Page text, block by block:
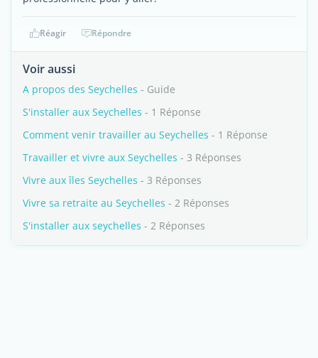
Réagir Répondre
Voir aussi
A propos des Seychelles - Guide
S'installer aux Seychelles - 1 Réponse
Comment venir travailler au Seychelles - 1 Réponse
Travailler et vivre aux Seychelles - 3 Réponses
Vivre aux îles Seychelles - 3 Réponses
Vivre sa retraite au Seychelles - 2 Réponses
S'installer aux seychelles - 2 Réponses